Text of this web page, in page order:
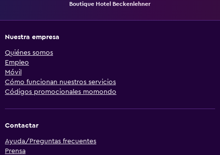
Boutique Hotel Beckenlehner
Nuestra empresa
Quiénes somos
Empleo
Móvil
Cómo funcionan nuestros servicios
Códigos promocionales momondo
Contactar
Ayuda/Preguntas frecuentes
Prensa